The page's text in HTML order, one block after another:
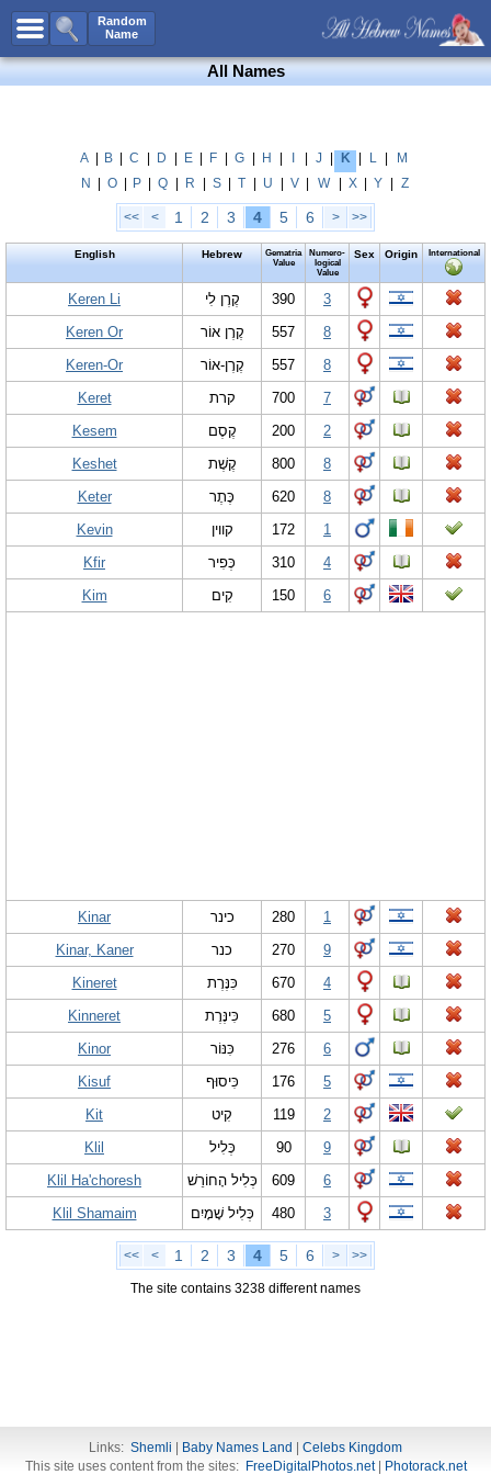
Random
Name
All Names
Boy Names
Unisex Names
Popular Names
Celebs B. Days New!
Numerology
Add Name
Contact Us
All Names
A B C D E F G H J K L
M
N
O P Q R S T U V W X Y Z
<< < 1 2 3 4 5 6 > >>
English Hebrew
Gematria
Value
Numero-
logical
Value
Sex Origin International
Keren Li קֶרֶן לִי 390
3
Keren Or
קֶרֶן אוֹר 557
8
Keren-Or
קֶרֶן-אוֹר 557
8
Keret
קרת 700
7
Kesem
קֶסֶם 200
2
Keshet
קֶשֶׁת 800
8
Keter
כֶּתֶר 620
8
Kevin
קווין 172
1
Kfir
כְּפִיר 310
4
Kim
קִים 150 6
Kinar כינר 280
1
Kinar, Kaner
כנר 270
9
Kineret
כִּנֶּרֶת 670
4
Kinneret
כִּינֶּרֶת 680
5
Kinor
כִּנּוֹר 276
6
Kisuf
כִּיסוּף 176
5
Kit
קִיט 119
2
Klil
כְּלִיל 90
9
Klil Ha'choresh
כְּלִיל הָחוֹרֵשׁ 609
6
Klil Shamaim
כְּלִיל שָׁמָיִם 480 3
<< < 1 2 3 4 5 6 > >>
The site contains 3238 different names
Links: Shemli Baby Names Land
Celebs Kingdom
This site uses content from the sites: FreeDigitalPhotos.net| Photorack.net